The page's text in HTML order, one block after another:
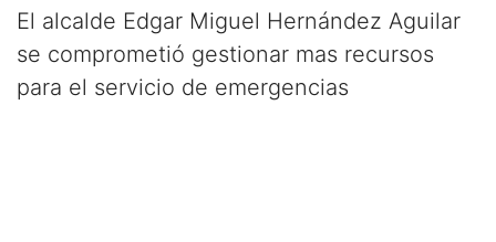
El alcalde Edgar Miguel Hernández Aguilar
se comprometió gestionar mas recursos
para el servicio de emergencias